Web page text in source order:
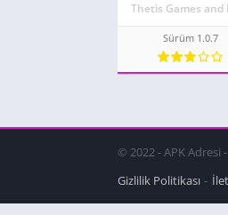
Sürüm 1.0.7
© 2022 - APK Adresi -
Gizlilik Politikası